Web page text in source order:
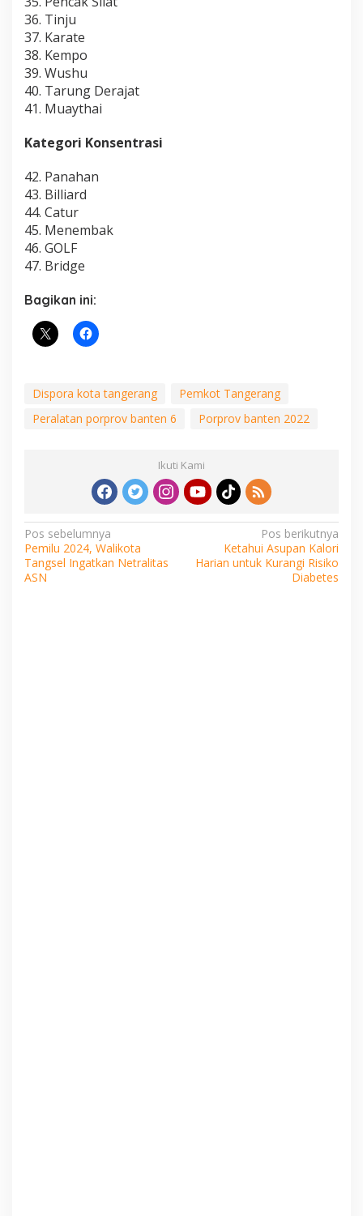
36. Tinju
37. Karate
38. Kempo
39. Wushu
40. Tarung Derajat
41. Muaythai
Kategori Konsentrasi
42. Panahan
43. Billiard
44. Catur
45. Menembak
46. GOLF
47. Bridge
Bagikan ini:
Dispora kota tangerang
Pemkot Tangerang
Peralatan porprov banten 6
Porprov banten 2022
Ikuti Kami
Navigasi
pos
Pos sebelumnya
Pemilu 2024, Walikota
Tangsel Ingatkan Netralitas
ASN
Pos berikutnya
Ketahui Asupan Kalori
Harian untuk Kurangi Risiko
Diabetes